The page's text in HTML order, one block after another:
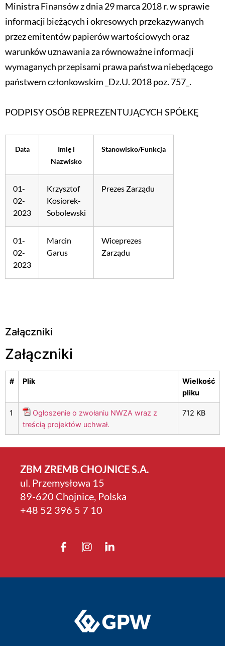
Ministra Finansów z dnia 29 marca 2018 r. w sprawie
informacji bieżących i okresowych przekazywanych
przez emitentów papierów wartościowych oraz
warunków uznawania za równoważne informacji
wymaganych przepisami prawa państwa niebędącego
państwem członkowskim _Dz.U. 2018 poz. 757_.
PODPISY OSÓB REPREZENTUJĄCYCH SPÓŁKĘ
Data
Imię i
Nazwisko
Stanowisko/Funkcja
01-
02-
2023
Krzysztof
Kosiorek-
Sobolewski
Prezes Zarządu
01-
02-
2023
Marcin
Garus
Wiceprezes
Zarządu
Załączniki
Załączniki
# Plik
Wielkość
pliku
1
Ogłoszenie o zwołaniu NWZA wraz z
treścią projektów uchwał.
712 KB
ZBM ZREMB CHOJNICE S.A.
ul. Przemysłowa 15
89-620 Chojnice, Polska
+4­8 52 396 5 7 10